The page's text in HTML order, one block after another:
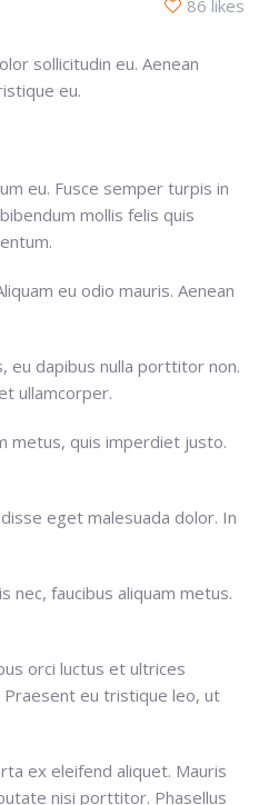
86 likes
sollicitudin eu. Aenean
eu.
eu. Fusce semper turpis in
mollis felis quis
eu odio mauris. Aenean
eu dapibus nulla porttitor non.
ullamcorper.
metus, quis imperdiet justo.
eget malesuada dolor. In
nec, faucibus aliquam metus.
orci luctus et ultrices
Praesent eu tristique leo, ut
ex eleifend aliquet. Mauris
nisi porttitor. Phasellus